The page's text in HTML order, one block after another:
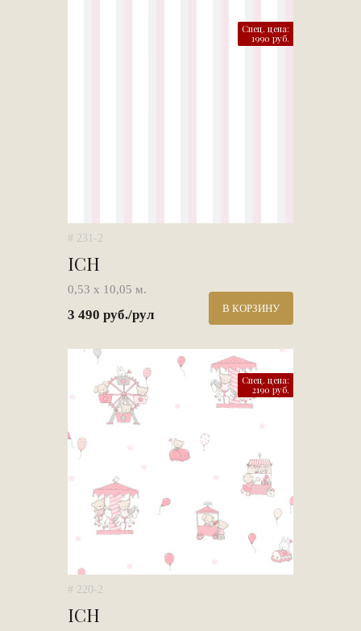
Спец. цена:
1990 руб.
# 231-2
ICH
0,53 х 10,05 м.
3 490 руб./рул В КОРЗИНУ
Спец. цена:
2190 руб.
# 220-2
ICH